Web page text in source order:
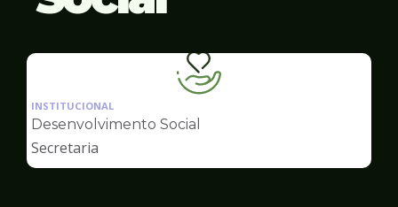
Ilustração
da
pagina
INSTITUCIONAL
Desenvolvimento Social
Secretaria